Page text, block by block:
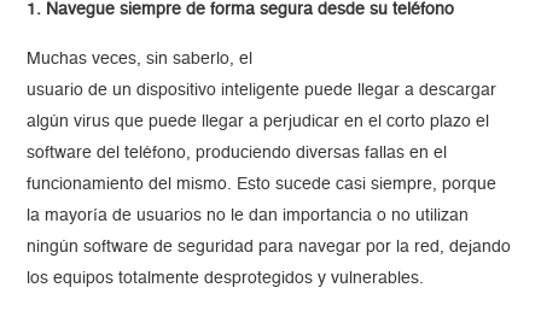
1. Navegue siempre de forma segura desde su teléfono
Muchas veces, sin saberlo, el
usuario de un dispositivo inteligente puede llegar a descargar
algún virus que puede llegar a perjudicar en el corto plazo el
software del teléfono, produciendo diversas fallas en el
funcionamiento del mismo. Esto sucede casi siempre, porque
la mayoría de usuarios no le dan importancia o no utilizan
ningún software de seguridad para navegar por la red, dejando
los equipos totalmente desprotegidos y vulnerables.